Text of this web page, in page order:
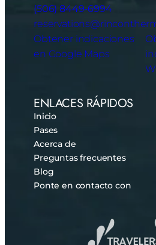
(506) 8449-6994
Obtener indicaciones
en Google Maps
ENLACES RÁPIDOS
Inicio
Pases
Acerca de
Preguntas frecuentes
Blog
Ponte en contacto con